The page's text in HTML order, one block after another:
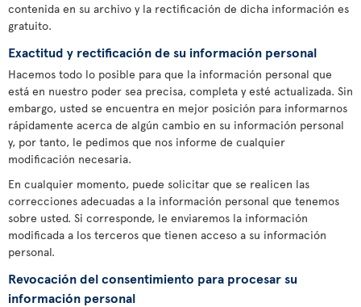
contenida en su archivo y la rectificación de dicha información es
gratuito.
Exactitud y rectificación de su información personal
Hacemos todo lo posible para que la información personal que
está en nuestro poder sea precisa, completa y esté actualizada. Sin
embargo, usted se encuentra en mejor posición para informarnos
rápidamente acerca de algún cambio en su información personal
y, por tanto, le pedimos que nos informe de cualquier
modificación necesaria.
En cualquier momento, puede solicitar que se realicen las
correcciones adecuadas a la información personal que tenemos
sobre usted. Si corresponde, le enviaremos la información
modificada a los terceros que tienen acceso a su información
personal.
Revocación del consentimiento para procesar su
información personal